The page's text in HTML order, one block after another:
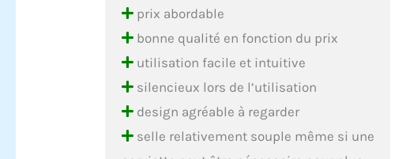
prix abordable
bonne qualité en fonction du prix
utilisation facile et intuitive
silencieux lors de l’utilisation
design agréable à regarder
selle relativement souple même si une